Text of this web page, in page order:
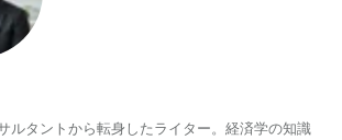
ルタントから転身したライター。経済学の知識